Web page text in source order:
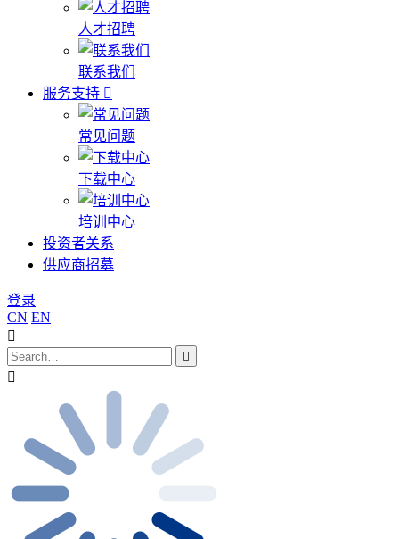
人才招聘
联系我们
服务支持
常见问题
下载中心
培训中心
投资者关系
供应商招募
登录
CN EN